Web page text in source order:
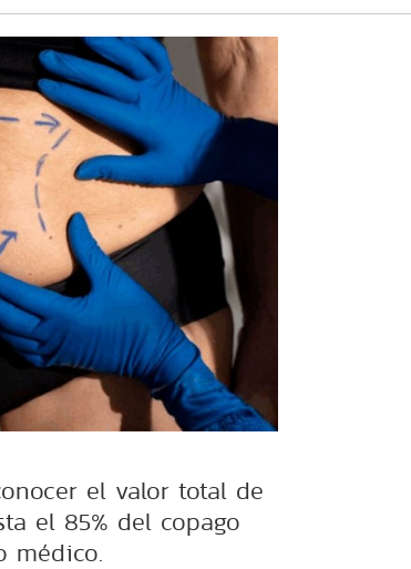
el valor total de
el 85% del copago
médico.